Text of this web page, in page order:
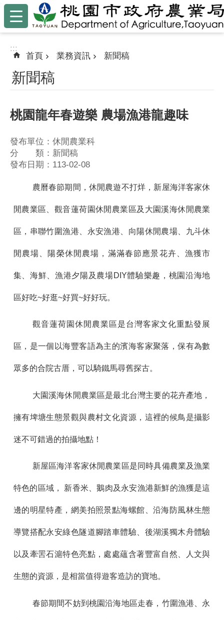
跳到主要內容區塊
:::
:::
首頁 業務資訊 新聞稿
新聞稿
桃園龍年春遊樂 農場漁港龍趣味
發布單位：休閒農業科
分 類：新聞稿
發布日期：113-02-08
農曆春節期間，休閒農遊不打烊，新屋海洋客家休
閒農業區、觀音蓮荷園休閒農業區及大園溪海休閒農業
區，串聯竹圍漁港、永安漁港、向陽休閒農場、九斗休
閒農場、陽榮休閒農場，滿滿春節應景花卉、漁獲市
集、海鮮、漁港夕陽及農場DIY體驗樂趣，桃園沿海地
區好吃~好逛~好買~好好玩。
觀音蓮荷園休閒農業區是台灣客家文化重點發展
區，是一個以海豐客語為主的濱海客家聚落，保有為數
眾多的合院古厝，可以騎鐵馬尋舊探古。
大園溪海休閒農業區是最北台灣主要的花卉產地，
擁有埤塘生態景觀與農村文化資源，這裡的候鳥是攝影
迷不可錯過的拍攝地點！
新屋區海洋客家休閒農業區是同時具備農業及漁業
特色的區域， 新香米、鵝肉及永安漁港新鮮的漁獲是這
邊的明星特產，網美拍照景點海螺館、沿海防風林生態
導覽搭配永安綠色隧道腳踏車體驗、後湖溪獨木舟體驗
以及牽罟石滬特色亮點，處處蘊含著豐富自然、人文與
生態的資源，是相當值得遊客造訪的寶地。
春節期間不妨到桃園沿海地區走春，竹圍漁港、永